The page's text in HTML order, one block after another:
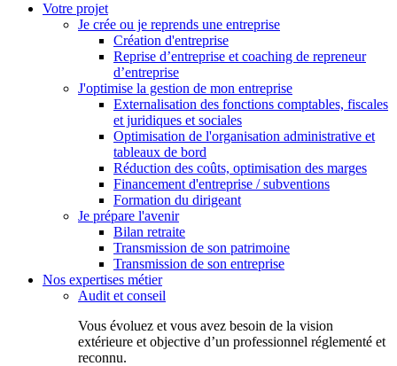
Votre projet
Je crée ou je reprends une entreprise
Création d'entreprise
Reprise d’entreprise et coaching de repreneur
d’entreprise
J'optimise la gestion de mon entreprise
Externalisation des fonctions comptables, fiscales
et juridiques et sociales
Optimisation de l'organisation administrative et
tableaux de bord
Réduction des coûts, optimisation des marges
Financement d'entreprise / subventions
Formation du dirigeant
Je prépare l'avenir
Bilan retraite
Transmission de son patrimoine
Transmission de son entreprise
Nos expertises métier
Audit et conseil
Vous évoluez et vous avez besoin de la vision
extérieure et objective d’un professionnel réglementé et
reconnu.